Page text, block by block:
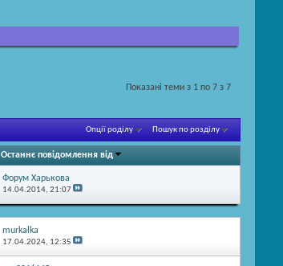
Показані теми з 1 по 7 з 7
Опції роділу Пошук по розділу
Останнє повідомлення від
Форум Харькова
14.04.2014, 21:07
murkalka
17.04.2024, 12:35